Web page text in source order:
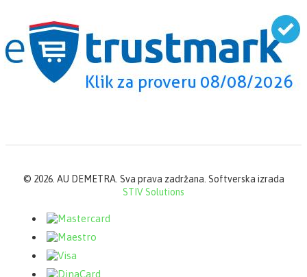
© 2026. AU DEMETRA. Sva prava zadržana. Softverska izrada
STIV Solutions